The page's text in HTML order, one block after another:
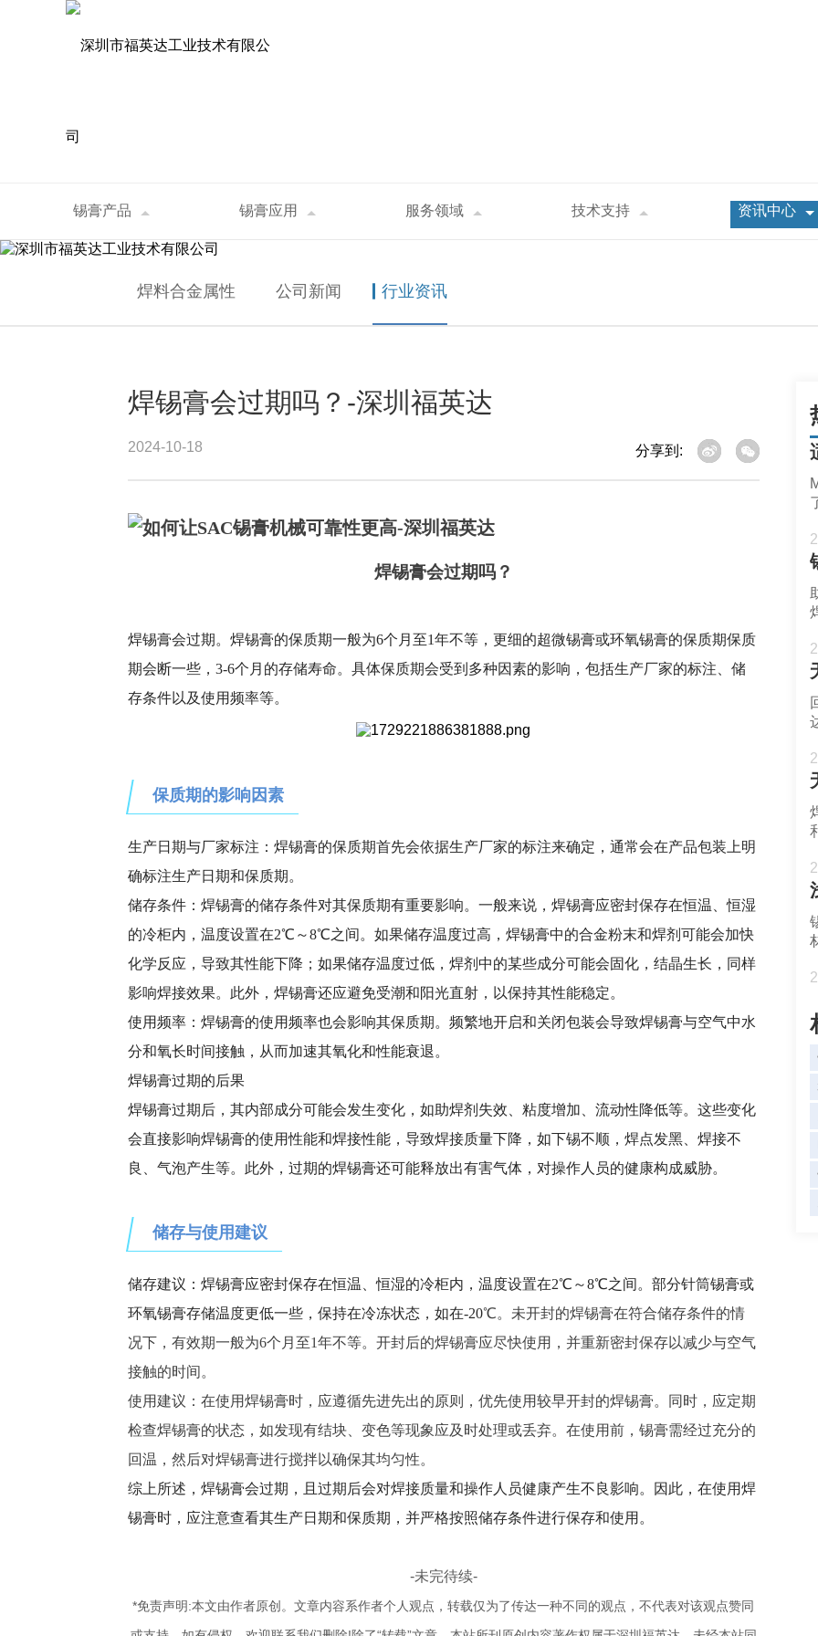
锡膏产品 锡膏应用 服务领域 技术支持 资讯中心
资讯中心
首页 >行业资讯 焊锡膏会过期吗？-深圳福英达
焊料合金属性 公司新闻 行业资讯
焊锡膏会过期吗？-深圳福英达
2024-10-18 分享到:
焊锡膏会过期吗？
焊锡膏会过期。焊锡膏的保质期一般为6个月至1年不等， 更细的超微锡膏或环氧锡膏的保质期保质
期会断一些， 3-6个月的存储寿命。 具体保质期会受到多种因素的影响，包括生产厂家的标注、储
存条件以及使用频率等。
保质期的影响因素
生产日期与厂家标注：焊锡膏的保质期首先会依据生产厂家的标注来确定，通常会在产品包装上明
确标注生产日期和保质期。
储存条件：焊锡膏的储存条件对其保质期有重要影响。一般来说，焊锡膏应密封保存在恒温、恒湿
的冷柜内，温度设置在2℃～8℃之间。如果储存温度过高，焊锡膏中的合金粉末和焊剂可能会加快
化学反应，导致其性能下降；如果储存温度过低，焊剂中的某些成分可能会固化，结晶生长，同样
影响焊接效果。此外，焊锡膏还应避免受潮和阳光直射，以保持其性能稳定。
使用频率：焊锡膏的使用频率也会影响其保质期。频繁地开启和关闭包装会导致焊锡膏与空气中水
分和氧长时间接触，从而加速其氧化和性能衰退。
焊锡膏过期的后果
焊锡膏过期后，其内部成分可能会发生变化，如助焊剂失效、粘度增加、流动性降低等。这些变化
会直接影响焊锡膏的使用性能和焊接性能，导致焊接质量下降，如下锡不顺，焊点发黑、焊接不
良、气泡产生等。此外，过期的焊锡膏还可能释放出有害气体，对操作人员的健康构成威胁。
储存与使用建议
储存建议：焊锡膏应密封保存在恒温、恒湿的冷柜内，温度设置在2℃～8℃之间。 部分针筒锡膏或
环氧锡膏存储温度更低一些，保持在冷冻状态，如在-20℃。 未开封的焊锡膏在符合储存条件的情
况下，有效期一般为6个月至1年不等。开封后的焊锡膏应尽快使用，并重新密封保存以减少与空气
接触的时间。
使用建议：在使用焊锡膏时，应遵循先进先出的原则，优先使用较早开封的焊锡膏。同时，应定期
检查焊锡膏的状态，如发现有结块、变色等现象应及时处理或丢弃。在使用前，锡膏需经过充分的
回温，然后对焊锡膏进行搅拌以确保其均匀性。
综上所述，焊锡膏会过期，且过期后会对焊接质量和操作人员健康产生不良影响。因此，在使用焊
锡膏时，应注意查看其生产日期和保质期，并严格按照储存条件进行保存和使用。
-未完待续-
*免责声明:本文由作者原创。文章内容系作者个人观点，转载仅为了传达一种不同的观点，不代表对该观点赞同